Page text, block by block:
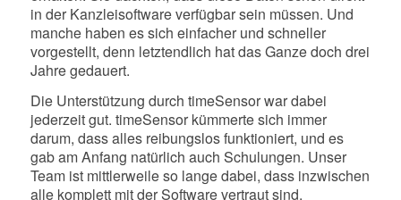
in der Kanzleisoftware verfügbar sein müssen. Und
manche haben es sich einfacher und schneller
vorgestellt, denn letztendlich hat das Ganze doch drei
Jahre gedauert.
Die Unterstützung durch timeSensor war dabei
jederzeit gut. timeSensor kümmerte sich immer
darum, dass alles reibungslos funktioniert, und es
gab am Anfang natürlich auch Schulungen. Unser
Team ist mittlerweile so lange dabei, dass inzwischen
alle komplett mit der Software vertraut sind.